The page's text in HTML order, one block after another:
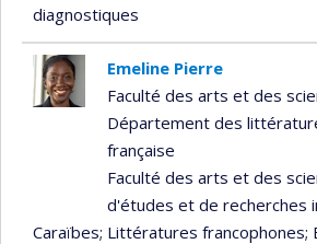
diagnostiques
Emeline Pierre
Faculté des arts et des
Département des
française
Faculté des arts et des
d'études et de recherches
Caraïbes; Littératures francophones;